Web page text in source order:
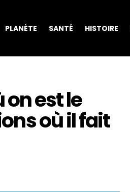
PLANÈTE SANTÉ HISTOIRE
on est le
où il fait